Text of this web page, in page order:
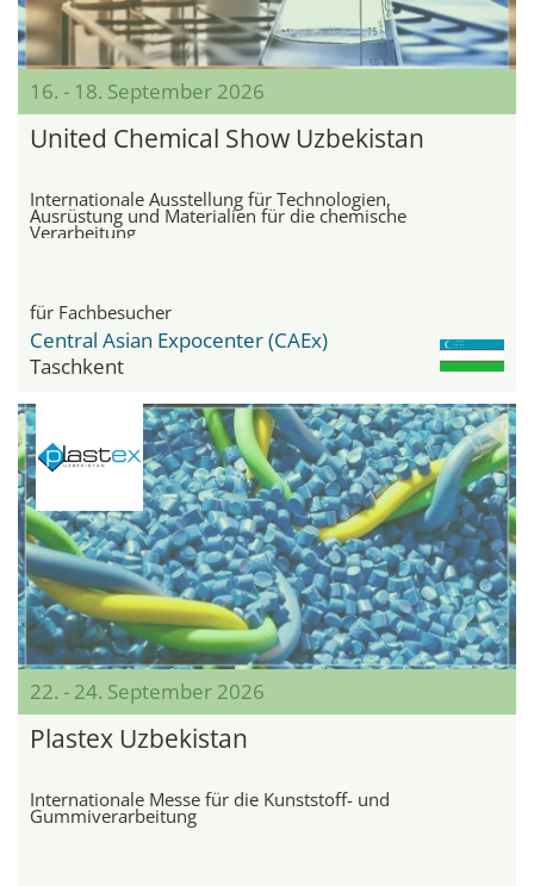
16. - 18. September 2026
United Chemical Show Uzbekistan
Internationale Ausstellung für Technologien,
Ausrüstung und Materialien für die chemische
Verarbeitung
für Fachbesucher
Central Asian Expocenter (CAEx)
Taschkent
22. - 24. September 2026
Plastex Uzbekistan
Internationale Messe für die Kunststoff- und
Gummiverarbeitung